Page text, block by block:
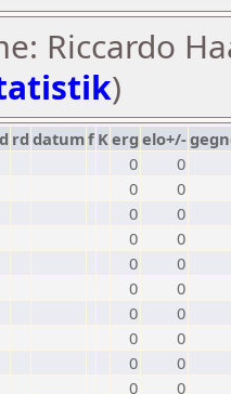
Riccardo
)
rd datumf Kerg elo+/-
0
0
0
0
0
0
0
0
0
0
0
0
0
0
0
0
0
0
0
0